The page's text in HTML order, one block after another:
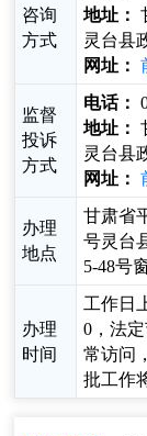
咨询
方式
地址：
灵台县
网址：
监督
投诉
方式
电话：
地址：
灵台县
网址：
办理
地点
甘肃省
号灵台
5-48号
办理
时间
工作日
0，法
常访问
批工作